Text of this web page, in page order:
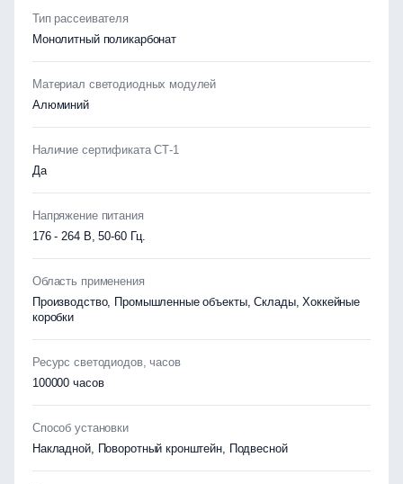
Тип рассеивателя
Монолитный поликарбонат
Материал светодиодных модулей
Алюминий
Наличие сертификата СТ-1
Да
Напряжение питания
176 - 264 В, 50-60 Гц.
Область применения
Производство, Промышленные объекты, Склады, Хоккейные
коробки
Ресурс светодиодов, часов
100000 часов
Способ установки
Накладной, Поворотный кронштейн, Подвесной